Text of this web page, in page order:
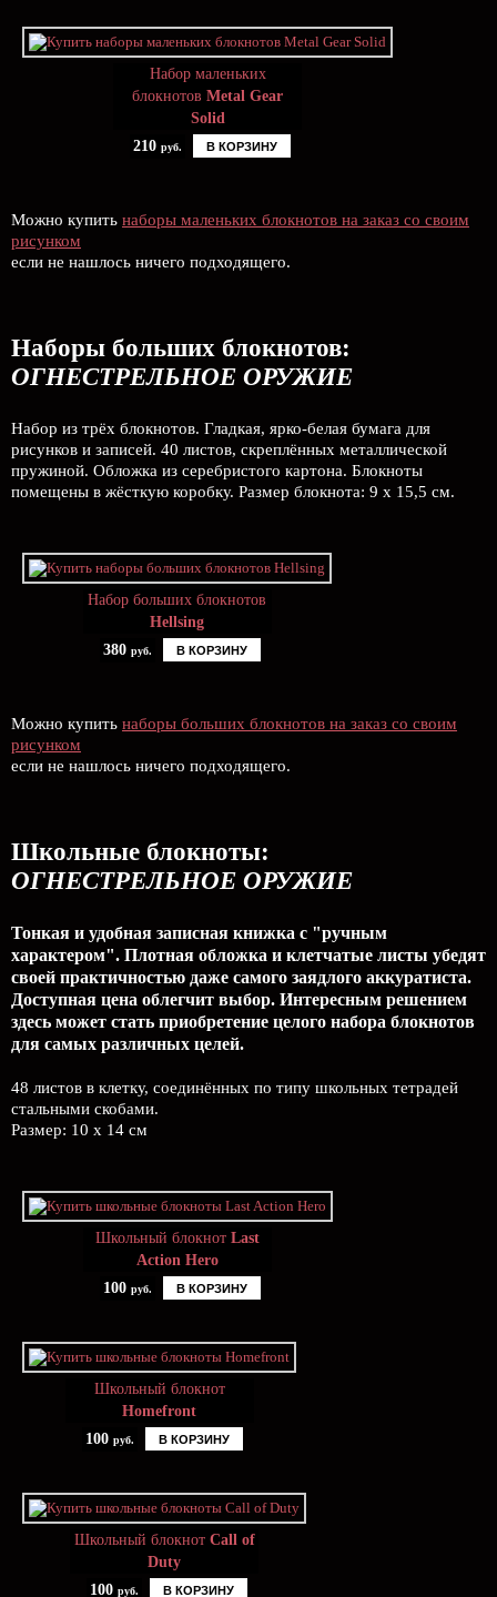
Набор маленьких
блокнотов Metal Gear
Solid
210 руб. В КОРЗИНУ
Можно купить наборы маленьких блокнотов на заказ со своим
рисунком
если не нашлось ничего подходящего.
Наборы больших блокнотов:
ОГНЕСТРЕЛЬНОЕ ОРУЖИЕ
Набор из трёх блокнотов. Гладкая, ярко-белая бумага для
рисунков и записей. 40 листов, скреплённых металлической
пружиной. Обложка из серебристого картона. Блокноты
помещены в жёсткую коробку. Размер блокнота: 9 х 15,5 см.
Набор больших блокнотов
Hellsing
380 руб. В КОРЗИНУ
Можно купить наборы больших блокнотов на заказ со своим
рисунком
если не нашлось ничего подходящего.
Школьные блокноты:
ОГНЕСТРЕЛЬНОЕ ОРУЖИЕ
Тонкая и удобная записная книжка с "ручным
характером". Плотная обложка и клетчатые листы убедят
своей практичностью даже самого заядлого аккуратиста.
Доступная цена облегчит выбор. Интересным решением
здесь может стать приобретение целого набора блокнотов
для самых различных целей.
48 листов в клетку, соединённых по типу школьных тетрадей
стальными скобами.
Размер: 10 x 14 см
Школьный блокнот Last
Action Hero
100 руб. В КОРЗИНУ
Школьный блокнот
Homefront
100 руб. В КОРЗИНУ
Школьный блокнот Call of
Duty
100 руб. В КОРЗИНУ